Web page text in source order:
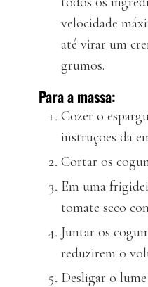
velocidade
até virar um
grumos.
Para a massa:
Cozer o
instruções da
Cortar os
Em uma
tomate seco
Juntar os
reduzirem o
Desligar o